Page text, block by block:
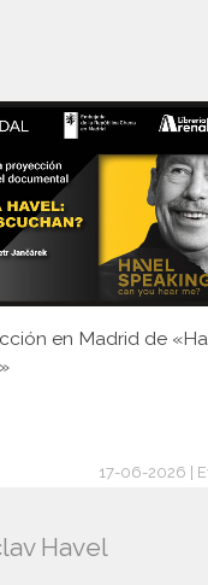
en Madrid de
17-06-2026 |
Havel